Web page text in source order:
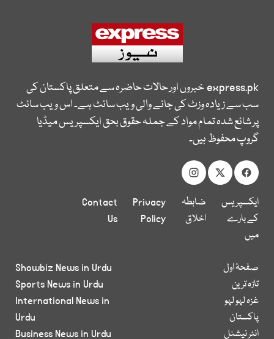
express.pkخبروں اور حالات حاضرہ سے متعلق پاکستان کی
سب سے زیادہ وزٹ کی جانے والی ویب سائٹ ہے۔ اس ویب سائٹ
پر شائع شدہ تمام مواد کے جملہ حقوق بحق ایکسپریس میڈیا
گروپ محفوظ ہیں۔
ایکسپریس
کے بارے
میں
ضابطہ
اخلاق
Privacy
Policy
Contact
Us
صفحۂ اول
تازہ ترین
غزہ لہو لہو
پاکستان
انٹر نیشنل
Showbiz News in Urdu
Sports News in Urdu
International News in
Urdu
Business News in Urdu